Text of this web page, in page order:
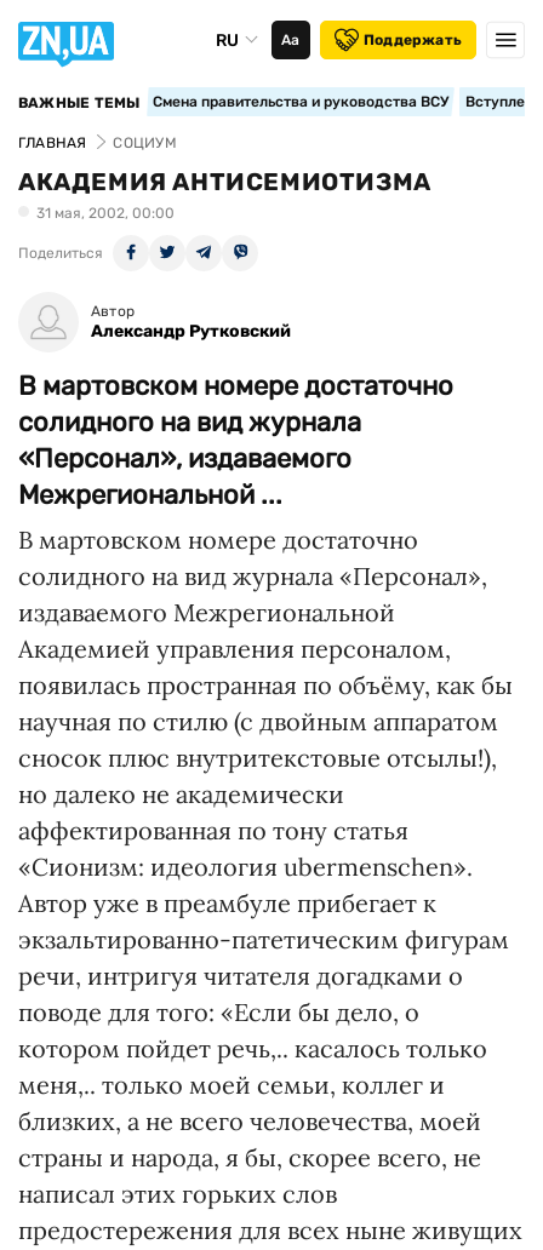
RU Аа Поддержать
ВАЖНЫЕ ТЕМЫ Смена правительства и руководства ВСУ
ГЛАВНАЯ СОЦИУМ
АКАДЕМИЯ АНТИСЕМИОТИЗМА
31 мая, 2002, 00:00
Поделиться
Автор
Александр Рутковский
В мартовском номере достаточно
солидного на вид журнала
«Персонал», издаваемого
Межрегиональной ...
В мартовском номере достаточно
солидного на вид журнала «Персонал»,
издаваемого Межрегиональной
Академией управления персоналом,
появилась пространная по объёму, как бы
научная по стилю (с двойным аппаратом
сносок плюс внутритекстовые отсылы!),
но далеко не академически
аффектированная по тону статья
«Сионизм: идеология ubermenschen».
Автор уже в преамбуле прибегает к
экзальтированно-патетическим фигурам
речи, интригуя читателя догадками о
поводе для того: «Если бы дело, о
котором пойдет речь,.. касалось только
меня,.. только моей семьи, коллег и
близких, а не всего человечества, моей
страны и народа, я бы, скорее всего, не
написал этих горьких слов
предостережения для всех ныне живущих